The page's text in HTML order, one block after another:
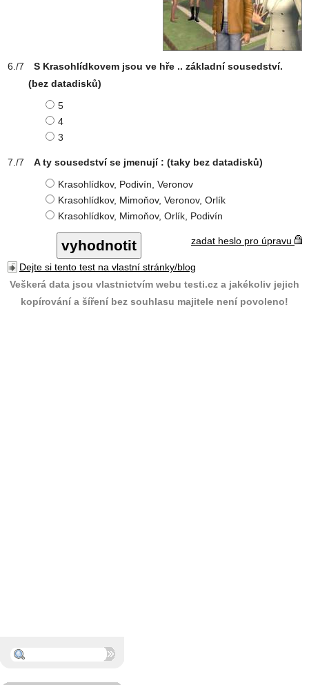
S Krasohlídkovem jsou ve hře .. základní sousedství.
(bez datadisků)
5
4
3
A ty sousedství se jmenují : (taky bez datadisků)
Krasohlídkov, Podivín, Veronov
Krasohlídkov, Mimoňov, Veronov, Orlík
Krasohlídkov, Mimoňov, Orlík, Podivín
zadat heslo pro úpravu
Dejte si tento test na vlastní stránky/blog
Veškerá data jsou vlastnictvím webu testi.cz a jakékoliv jejich
kopírování a šíření bez souhlasu majitele není povoleno!